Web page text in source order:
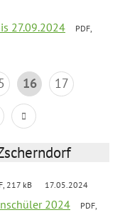
27.09.2024
PDF,
16
17
217 kB 17.05.2024
2024
PDF,